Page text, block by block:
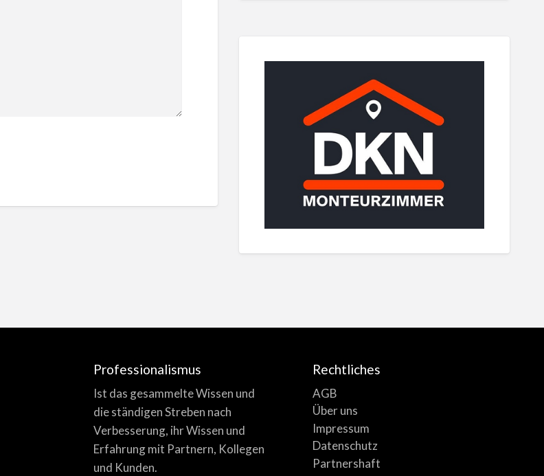
Professionalismus
Ist das gesammelte Wissen und
die ständigen Streben nach
Verbesserung, ihr Wissen und
Erfahrung mit Partnern, Kollegen
und Kunden.
Rechtliches
AGB
Über uns
Impressum
Datenschutz
Partnershaft